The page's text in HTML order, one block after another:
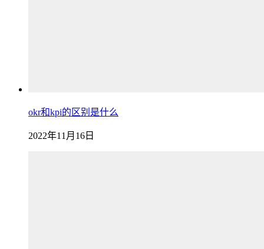
okr和kpi的区别是什么
2022年11月16日